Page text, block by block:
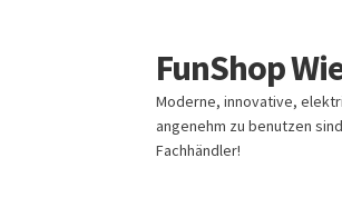
Zur
Navigation
springen
Zum
Inhalt
springen
FunShop
Moderne, innovative,
angenehm zu benutzen
Fachhändler!